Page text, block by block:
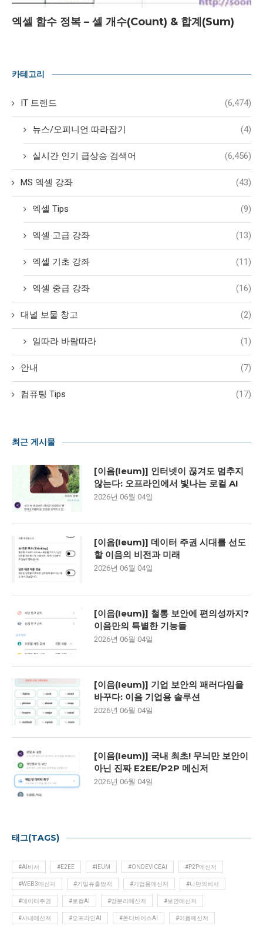
엑셀 함수 정복 – 셀 개수(Count) & 합계(Sum)
카테고리
IT 트렌드 (6,474)
뉴스/오피니언 따라잡기 (4)
실시간 인기 급상승 검색어 (6,456)
MS 엑셀 강좌 (43)
엑셀 Tips (9)
엑셀 고급 강좌 (13)
엑셀 기초 강좌 (11)
엑셀 중급 강좌 (16)
대녈 보물 창고 (2)
일따라 바람따라 (1)
안내 (7)
컴퓨팅 Tips (17)
최근 게시물
[이음(Ieum)] 인터넷이 끊겨도 멈추지
않는다: 오프라인에서 빛나는 로컬 AI
2026년 06월 04일
[이음(Ieum)] 데이터 주권 시대를 선도
할 이음의 비전과 미래
2026년 06월 04일
[이음(Ieum)] 철통 보안에 편의성까지?
이음만의 특별한 기능들
2026년 06월 04일
[이음(Ieum)] 기업 보안의 패러다임을
바꾸다: 이음 기업용 솔루션
2026년 06월 04일
[이음(Ieum)] 국내 최초! 무늬만 보안이
아닌 진짜 E2EE/P2P 메신저
2026년 06월 04일
태그(TAGS)
#AI비서 #E2EE #IEUM #ONDEVICEAI #P2P메신저
#WEB3메신저 #기밀유출방지 #기업용메신저 #나만의비서
#데이터주권 #로컬AI #망분리메신저 #보안메신저
#사내메신저 #오프라인AI #온디바이스AI #이음메신저